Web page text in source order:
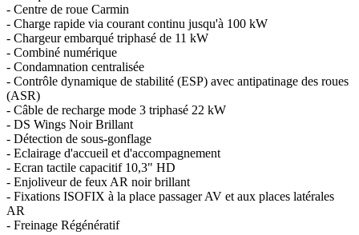
- Centre de roue Carmin
- Charge rapide via courant continu jusqu'à 100 kW
- Chargeur embarqué triphasé de 11 kW
- Combiné numérique
- Condamnation centralisée
- Contrôle dynamique de stabilité (ESP) avec antipatinage des roues
(ASR)
- Câble de recharge mode 3 triphasé 22 kW
- DS Wings Noir Brillant
- Détection de sous-gonflage
- Eclairage d'accueil et d'accompagnement
- Ecran tactile capacitif 10,3" HD
- Enjoliveur de feux AR noir brillant
- Fixations ISOFIX à la place passager AV et aux places latérales
AR
- Freinage Régénératif